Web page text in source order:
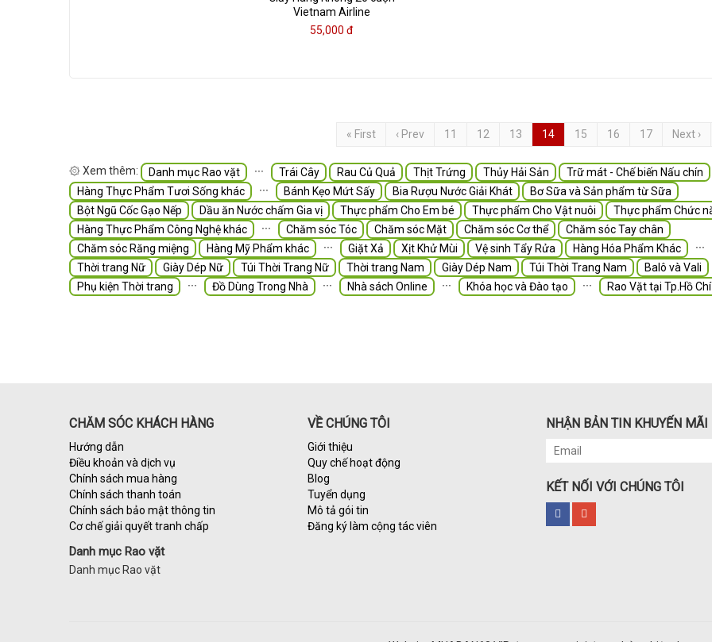
Danh mục Rao vặt
Danh mục Rao vặt
Vietnam Airline
55,000 đ
« First ‹ Prev 11 12 13 14 15 16 17 Next ›
۞ Xem thêm: Danh mục Rao vặt ∙∙∙ Trái Cây Rau Củ Quả Thịt Trứng Thủy Hải Sản
Trữ mát - Chế biến Nấu chín
Hàng Thực Phẩm Tươi Sống khác
∙∙∙ Bánh Kẹo Mứt Sấy Bia Rượu Nước Giải Khát
Bơ Sữa và Sản phẩm từ Sữa
Bột Ngũ Cốc Gạo Nếp
Dầu ăn Nước chấm Gia vị Thực phẩm Cho Em bé Thực phẩm Cho Vật nuôi
Thực phẩm Chức
Hàng Thực Phẩm Công Nghệ khác
∙∙∙ Chăm sóc Tóc Chăm sóc Mặt Chăm sóc Cơ thể
Chăm sóc Tay chân
Chăm sóc Răng miệng
Hàng Mỹ Phẩm khác ∙∙∙ Giặt Xả Xịt Khử Mùi Vệ sinh Tẩy Rửa Hàng Hóa Phẩm Khác
∙∙∙
Thời trang Nữ
Giày Dép Nữ Túi Thời Trang Nữ Thời trang Nam Giày Dép Nam Túi Thời Trang Nam
Balô và Vali
Phụ kiện Thời trang
∙∙∙ Đồ Dùng Trong Nhà ∙∙∙ Nhà sách Online ∙∙∙ Khóa học và Đào tạo ∙∙∙ Rao Vặt tại Tp.Hồ
CHĂM SÓC KHÁCH HÀNG
Hướng dẫn
Điều khoản và dịch vụ
Chính sách mua hàng
Chính sách thanh toán
Chính sách bảo mật thông tin
Cơ chế giải quyết tranh chấp
VỀ CHÚNG TÔI
Giới thiệu
Quy chế hoạt động
Blog
Tuyển dụng
Mô tả gói tin
Đăng ký làm cộng tác viên
NHẬN BẢN TIN KHUYẾN MÃI
KẾT NỐI VỚI CHÚNG TÔI